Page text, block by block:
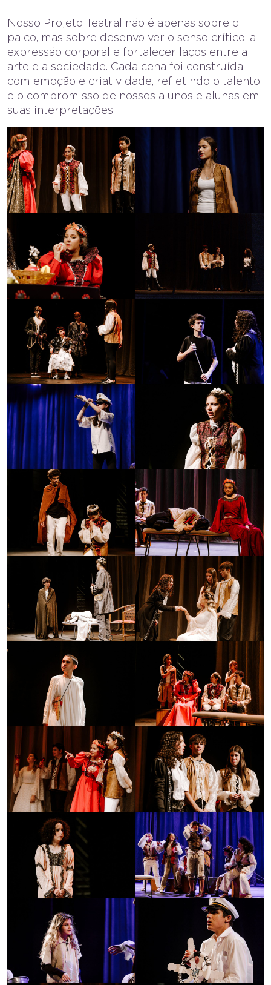
Nosso Projeto Teatral não é apenas sobre o
palco, mas sobre desenvolver o senso crítico, a
expressão corporal e fortalecer laços entre a
arte e a sociedade. Cada cena foi construída
com emoção e criatividade, refletindo o talento
e o compromisso de nossos alunos e alunas em
suas interpretações.